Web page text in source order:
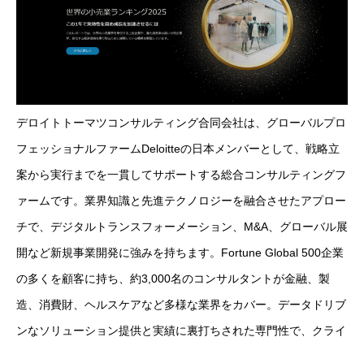
デロイトトーマツコンサルティング合同会社は、グローバルプロ
フェッショナルファームDeloitteの日本メンバーとして、戦略立
案から実行までを一貫してサポートする総合コンサルティングフ
ァームです。業界知識と先進テクノロジーを融合させたアプロー
チで、デジタルトランスフォーメーション、M&A、グローバル展
開など新規事業開発に強みを持ちます。Fortune Global 500企業
の多くを顧客に持ち、約3,000名のコンサルタントが金融、製
造、消費財、ヘルスケアなど多様な業界をカバー。データドリブ
ンなソリューション提供と実績に裏打ちされた専門性で、クライ